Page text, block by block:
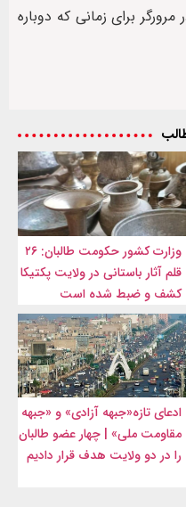
برای زمانی که دوباره
وزارت کشور حکومت طالبان: ۲۶
قلم آثار باستانی در ولایت پکتیکا
کشف و ضبط شده است
ادعای تازه«جبهه آزادی» و «جبهه
مقاومت ملی» | چهار عضو طالبان
را در دو ولایت هدف قرار دادیم